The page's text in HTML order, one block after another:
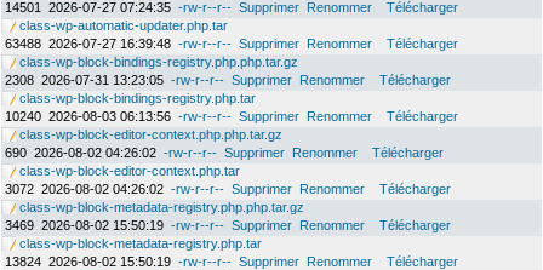
14501
2026-07-27 07:24:35 -rw-r--r-- Supprimer Renommer
Télécharger
class-wp-automatic-updater.php.tar
63488 2026-07-27 16:39:48 -rw-r--r-- Supprimer Renommer
Télécharger
class-wp-block-bindings-registry.php.php.tar.gz
2308 2026-07-31 13:23:05 -rw-r--r-- Supprimer Renommer
Télécharger
class-wp-block-bindings-registry.php.tar
10240 2026-08-03 06:13:56 -rw-r--r-- Supprimer Renommer
Télécharger
class-wp-block-editor-context.php.php.tar.gz
690 2026-08-02 04:26:02 -rw-r--r-- Supprimer Renommer
Télécharger
class-wp-block-editor-context.php.tar
3072 2026-08-02 04:26:02 -rw-r--r-- Supprimer Renommer
Télécharger
class-wp-block-metadata-registry.php.php.tar.gz
3469 2026-08-02 15:50:19 -rw-r--r-- Supprimer Renommer
Télécharger
class-wp-block-metadata-registry.php.tar
13824 2026-08-02 15:50:19 -rw-r--r-- Supprimer Renommer
Télécharger